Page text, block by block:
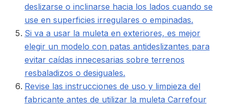
deslizarse o inclinarse hacia los lados cuando se
use en superficies irregulares o empinadas.
Si va a usar la muleta en exteriores, es mejor
elegir un modelo con patas antideslizantes para
evitar caídas innecesarias sobre terrenos
resbaladizos o desiguales.
Revise las instrucciones de uso y limpieza del
fabricante antes de utilizar la muleta Carrefour